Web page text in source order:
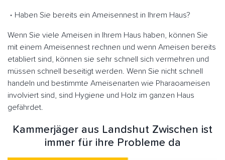
Haben Sie bereits ein Ameisennest in Ihrem Haus?
Wenn Sie viele Ameisen in Ihrem Haus haben, können Sie
mit einem Ameisennest rechnen und wenn Ameisen bereits
etabliert sind, können sie sehr schnell sich vermehren und
müssen schnell beseitigt werden. Wenn Sie nicht schnell
handeln und bestimmte Ameisenarten wie Pharaoameisen
involviert sind, sind Hygiene und Holz im ganzen Haus
gefährdet.
Kammerjäger aus Landshut Zwischen ist
immer für ihre Probleme da